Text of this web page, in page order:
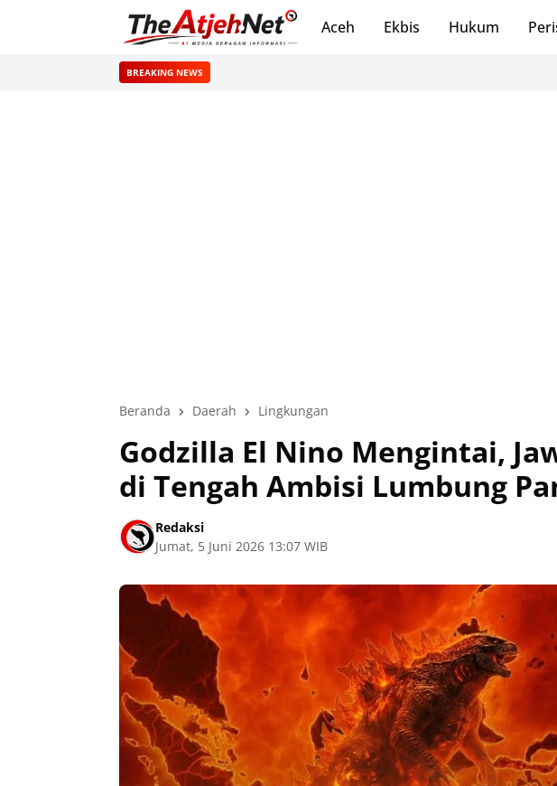
Aceh Ekbis Hukum
BREAKING NEWS
Beranda Daerah Lingkungan
Godzilla El Nino Mengintai,
di Tengah Ambisi Lumbung
Redaksi
Jumat, 5 Juni 2026 13:07 WIB